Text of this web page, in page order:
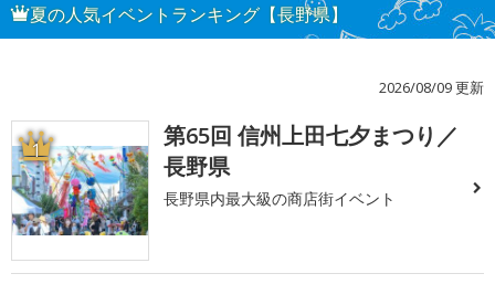
夏の人気イベントランキング【長野県】
2026/08/09 更新
1
第65回 信州上田七夕まつり／
長野県
長野県内最大級の商店街イベント